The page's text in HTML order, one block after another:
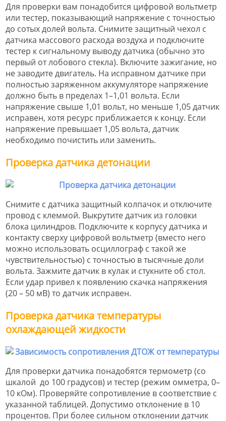
Для проверки вам понадобится цифровой вольтметр
или тестер, показывающий напряжение с точностью
до сотых долей вольта. Снимите защитный чехол с
датчика массового расхода воздуха и подключите
тестер к сигнальному выводу датчика (обычно это
первый от лобового стекла). Включите зажигание, но
не заводите двигатель. На исправном датчике при
полностью заряженном аккумуляторе напряжение
должно быть в пределах 1–1,01 вольта. Если
напряжение свыше 1,01 вольт, но меньше 1,05 датчик
исправен, хотя ресурс приближается к концу. Если
напряжение превышает 1,05 вольта, датчик
необходимо почистить или заменить.
Проверка датчика детонации
Снимите с датчика защитный колпачок и отключите
провод с клеммой. Выкрутите датчик из головки
блока цилиндров. Подключите к корпусу датчика и
контакту сверху цифровой вольтметр (вместо него
можно использовать осциллограф с такой же
чувствительностью) с точностью в тысячные доли
вольта. Зажмите датчик в кулак и стукните об стол.
Если удар привел к появлению скачка напряжения
(20 – 50 мВ) то датчик исправен.
Проверка датчика температуры
охлаждающей жидкости
Для проверки датчика понадобятся термометр (со
шкалой до 100 градусов) и тестер (режим омметра, 0–
10 кОм). Проверяйте сопротивление в соответствие с
указанной таблицей. Допустимо отклонение в 10
процентов. При более сильном отклонении датчик